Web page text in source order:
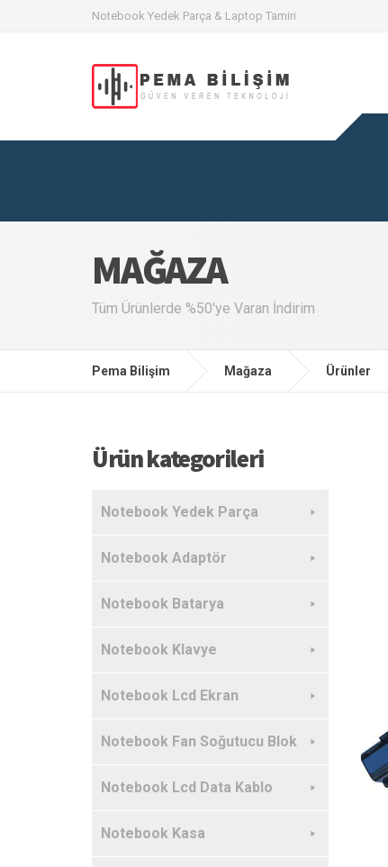
Notebook Yedek Parça & Laptop Tamiri
MAĞAZA
Tüm Ürünlerde %50'ye Varan İndirim
Pema Bilişim Mağaza Ürünler
Ürün kategorileri
Notebook Yedek Parça
Notebook Adaptör
Notebook Batarya
Notebook Klavye
Notebook Lcd Ekran
Notebook Fan Soğutucu Blok
Notebook Lcd Data Kablo
Notebook Kasa